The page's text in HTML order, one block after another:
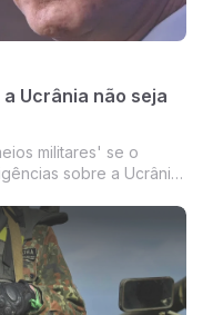
Ucrânia não seja
militares' se o
sobre a Ucrânia
da Otan afirmar